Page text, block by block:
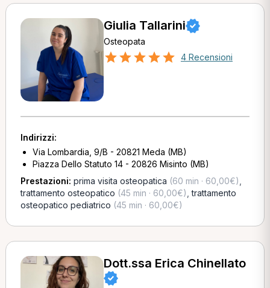
Giulia Tallarini
Osteopata
4 Recensioni
Indirizzi:
Via Lombardia, 9/B - 20821 Meda (MB)
Piazza Dello Statuto 14 - 20826 Misinto (MB)
Prestazioni: prima visita osteopatica (60 min · 60,00€)
trattamento osteopatico (45 min · 60,00€) ,trattamento
osteopatico pediatrico (45 min · 60,00€)
Dott.ssa Erica Chinellato